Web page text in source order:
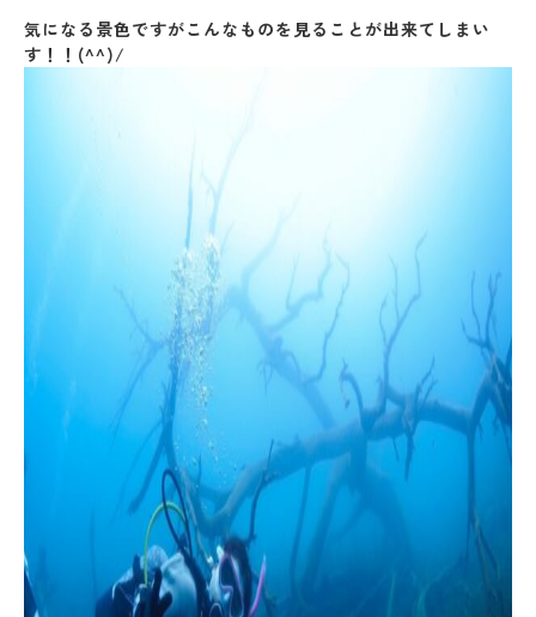
気になる景色ですがこんなものを見ることが出来てしまい
す！！(^^)/